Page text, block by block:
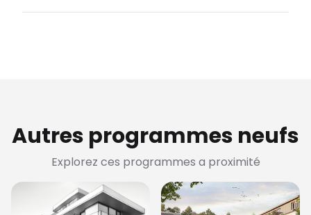
Autres programmes neufs
Explorez ces programmes a proximité